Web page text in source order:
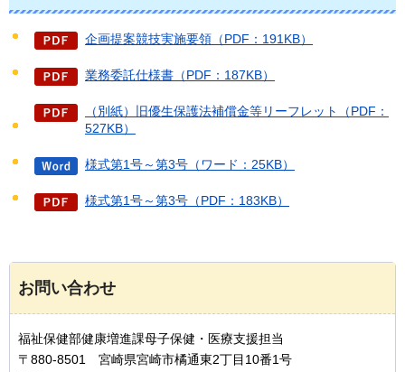
企画提案競技実施要領（PDF：191KB）
業務委託仕様書（PDF：187KB）
（別紙）旧優生保護法補償金等リーフレット（PDF：
527KB）
様式第1号～第3号（ワード：25KB）
様式第1号～第3号（PDF：183KB）
お問い合わせ
福祉保健部健康増進課母子保健・医療支援担当
〒880-8501 宮崎県宮崎市橘通東2丁目10番1号